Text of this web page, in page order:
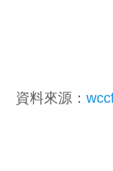
資料來源：